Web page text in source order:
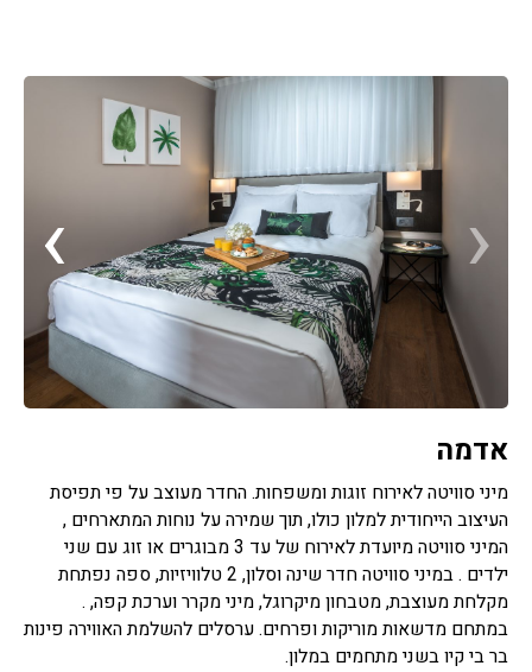
‹
›
אדמה
מיני סוויטה לאירוח זוגות ומשפחות. החדר מעוצב על פי תפיסת
העיצוב הייחודית למלון כולו, תוך שמירה על נוחות המתארחים ,
המיני סוויטה מיועדת לאירוח של עד 3 מבוגרים או זוג עם שני
ילדים . במיני סוויטה חדר שינה וסלון, 2 טלוויזיות, ספה נפתחת
מקלחת מעוצבת, מטבחון מיקרוגל, מיני מקרר וערכת קפה, .
במתחם מדשאות מוריקות ופרחים. ערסלים להשלמת האווירה פינות
בר בי קיו בשני מתחמים במלון.